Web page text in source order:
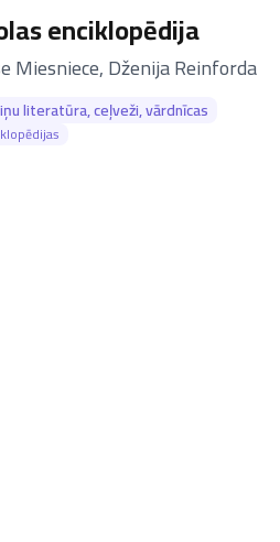
enciklopēdija
Miesniece,Dženija Reinforda
literatūra, ceļveži, vārdnīcas